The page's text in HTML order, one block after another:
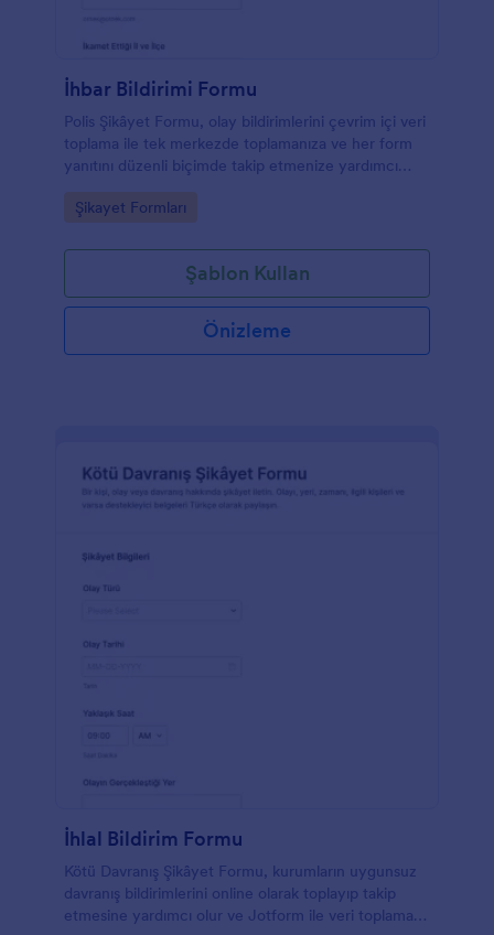
İhbar Bildirimi Formu
Polis Şikâyet Formu, olay bildirimlerini çevrim içi veri
toplama ile tek merkezde toplamanıza ve her form
yanıtını düzenli biçimde takip etmenize yardımcı
Go to Category:
Şikayet Formları
Şablon Kullan
Önizleme
İhlal Bildirim Formu
Kötü Davranış Şikâyet Formu, kurumların uygunsuz
davranış bildirimlerini online olarak toplayıp takip
etmesine yardımcı olur ve Jotform ile veri toplama